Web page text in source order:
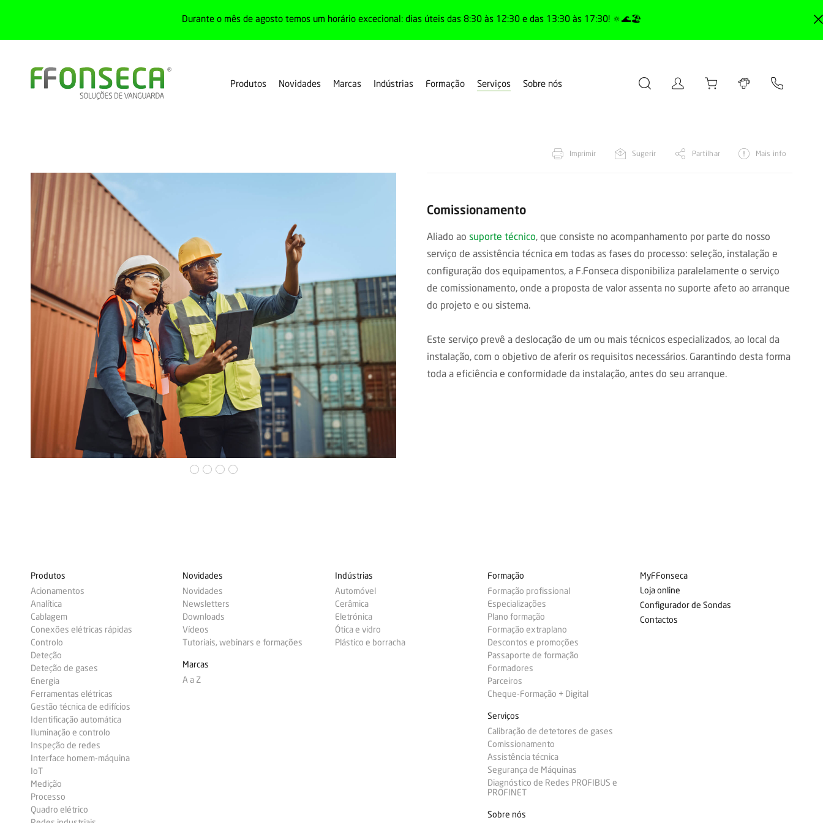
Durante o mês de agosto temos um horário excecional: dias úteis das 8:30 às 12:30 e das 13:30 às 17:30! 🔅🌊🏖️
Produtos Novidades Marcas Indústrias Formação Serviços Sobre nós
Imprimir Sugerir Partilhar Mais info
Comissionamento
Aliado ao suporte técnico, que consiste no acompanhamento por parte do nosso
serviço de assistência técnica em todas as fases do processo: seleção, instalação e
configuração dos equipamentos, a F.Fonseca disponibiliza paralelamente o serviço
de comissionamento, onde a proposta de valor assenta no suporte afeto ao arranque
do projeto e ou sistema.
Este serviço prevê a deslocação de um ou mais técnicos especializados, ao local da
instalação, com o objetivo de aferir os requisitos necessários. Garantindo desta forma
toda a eficiência e conformidade da instalação, antes do seu arranque.
Produtos
Acionamentos
Analítica
Cablagem
Conexões elétricas rápidas
Controlo
Deteção
Deteção de gases
Energia
Ferramentas elétricas
Gestão técnica de edifícios
Identificação automática
Iluminação e controlo
Inspeção de redes
Interface homem-máquina
IoT
Medição
Processo
Quadro elétrico
Novidades
Novidades
Newsletters
Downloads
Vídeos
Tutoriais, webinars e formações
Marcas
A a Z
Indústrias
Automóvel
Cerâmica
Eletrónica
Ótica e vidro
Plástico e borracha
Formação
Formação profissional
Especializações
Plano formação
Formação extraplano
Descontos e promoções
Passaporte de formação
Formadores
Parceiros
Cheque-Formação + Digital
Serviços
Calibração de detetores de gases
Comissionamento
Assistência técnica
Segurança de Máquinas
Diagnóstico de Redes PROFIBUS e
PROFINET
Sobre nós
MyFFonseca
Loja online
Configurador de Sondas
Contactos